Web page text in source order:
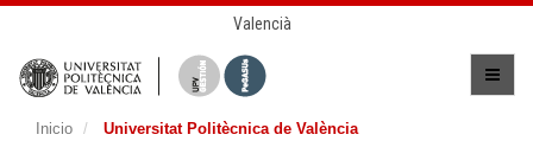
Valencià
Inicio Universitat Politècnica de València